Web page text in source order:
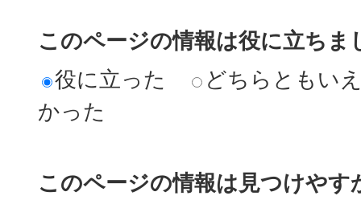
このページの情報は役に立ちま
役に立った
どちらともい
かった
このページの情報は見つけやす